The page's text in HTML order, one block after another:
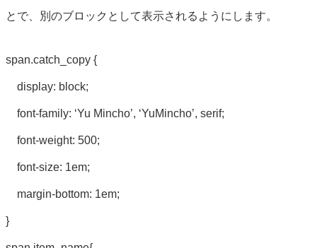
とで、別のブロックとして表示されるようにします。
span.catch_copy {
display: block;
font-family: ‘Yu Mincho’, ‘YuMincho’, serif;
font-weight: 500;
font-size: 1em;
margin-bottom: 1em;
}